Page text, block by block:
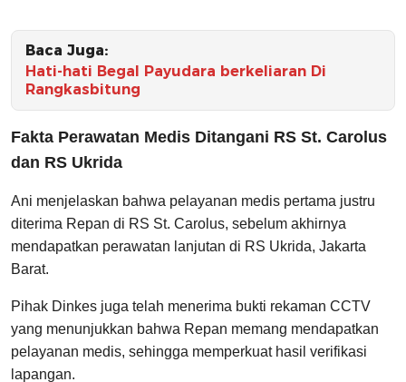
Baca Juga:
Hati-hati Begal Payudara berkeliaran Di
Rangkasbitung
Fakta Perawatan Medis Ditangani RS St. Carolus
dan RS Ukrida
Ani menjelaskan bahwa pelayanan medis pertama justru
diterima Repan di RS St. Carolus, sebelum akhirnya
mendapatkan perawatan lanjutan di RS Ukrida, Jakarta
Barat.
Pihak Dinkes juga telah menerima bukti rekaman CCTV
yang menunjukkan bahwa Repan memang mendapatkan
pelayanan medis, sehingga memperkuat hasil verifikasi
lapangan.